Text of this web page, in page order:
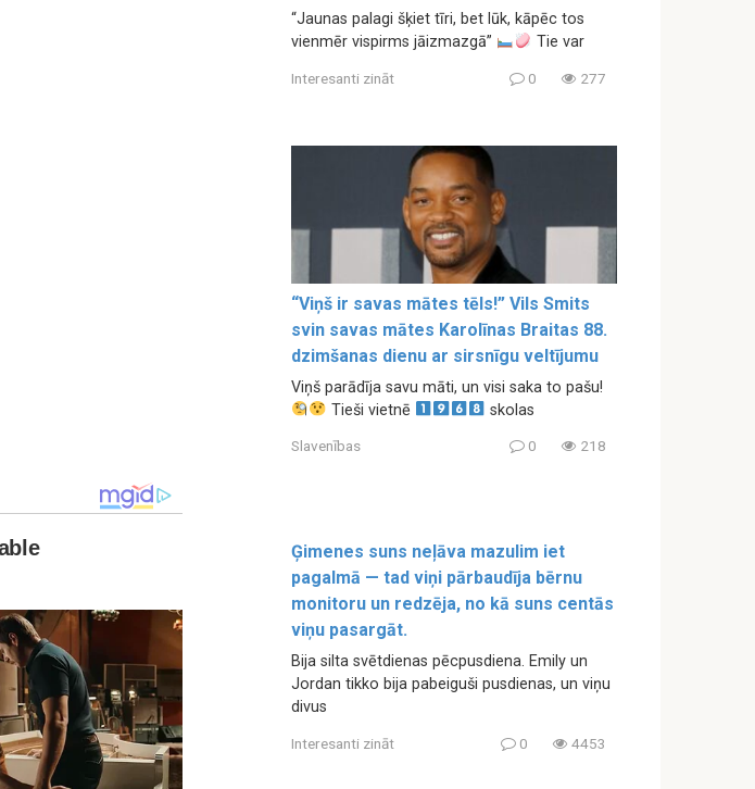
“Jaunas palagi šķiet tīri, bet lūk, kāpēc tos
vienmēr vispirms jāizmazgā”
Tie var
Interesanti zināt 0 277
“Viņš ir savas mātes tēls!” Vils Smits
svin savas mātes Karolīnas Braitas 88.
dzimšanas dienu ar sirsnīgu veltījumu
Viņš parādīja savu māti, un visi saka to pašu!
Tieši vietnē
skolas
Slavenības 0 218
Ģimenes suns neļāva mazulim iet
pagalmā — tad viņi pārbaudīja bērnu
monitoru un redzēja, no kā suns centās
viņu pasargāt.
Bija silta svētdienas pēcpusdiena. Emily un
Jordan tikko bija pabeiguši pusdienas, un viņu
divus
Interesanti zināt 0 4453